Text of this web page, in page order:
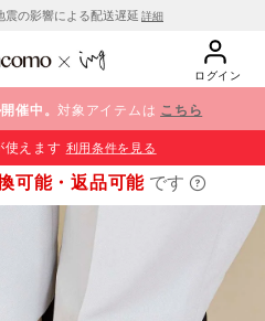
震の影響による配送遅延 詳細
ログイン
開催中。対象アイテムは こちら
使えます 利用条件を見る
可能・返品可能 です